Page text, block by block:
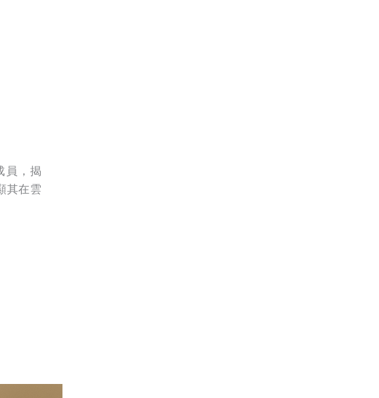
員，揭
其在雲